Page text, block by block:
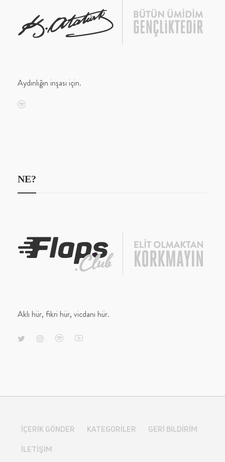
Aydınlığın inşası için.
NE?
Aklı hür, fikri hür, vicdanı hür.
İÇERIK GÖNDER KATEGORILER
GERI BILDIRIM
İLETIŞIM